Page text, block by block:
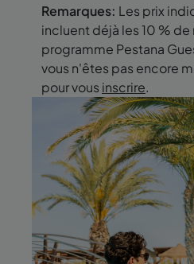
Remarques: Les prix
incluent déjà les 10 %
programme Pestana
vous n'êtes pas encore
pour vous inscrire.